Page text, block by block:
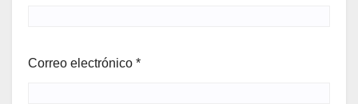
Correo electrónico *